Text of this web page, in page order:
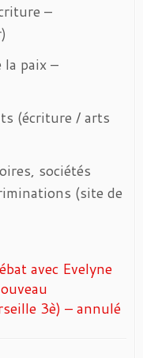
–
paix –
(écriture / arts
sociétés
(site de
avec Evelyne
3è) – annulé